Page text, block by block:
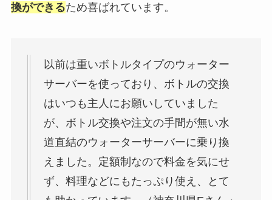
換ができるため喜ばれています。
以前は重いボトルタイプのウォーター
サーバーを使っており、ボトルの交換
はいつも主人にお願いしていました
が、ボトル交換や注文の手間が無い水
道直結のウォーターサーバーに乗り換
えました。定額制なので料金を気にせ
ず、料理などにもたっぷり使え、とて